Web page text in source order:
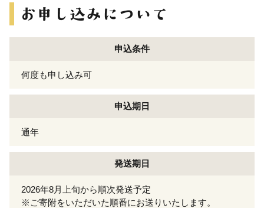
申込条件
何度も申し込み可
申込期日
通年
発送期日
2026年8月上旬から順次発送予定
※ご寄附をいただいた順番にお送りいたします。